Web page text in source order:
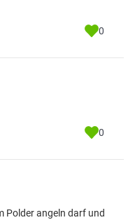
0
0
Polder angeln darf und